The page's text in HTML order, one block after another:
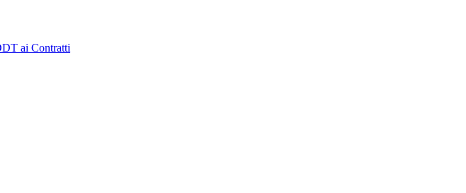
ai Contratti